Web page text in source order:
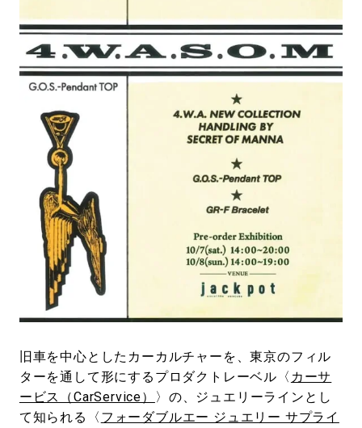
#ととけん #FASHION #MUSIC #MOVIE
#LIFESTYLE #SNEAKER #OUTDOOR
#SPORTS #HANDSOME HANDBOOK
旧車を中心としたカーカルチャーを、東京のフィル
ターを通して形にするプロダクトレーベル〈 カーサ
ービス（CarService）
〉の、ジュエリーラインとし
て知られる〈 フォーダブルエー ジュエリー サプライ